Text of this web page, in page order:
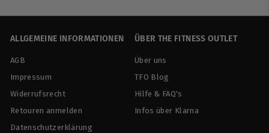
,
ALLGEMEINE INFORMATIONEN
AGB
Impressum
Widerrufsrecht
Retouren anmelden
Datenschutzerklärung
ÜBER THE FITNESS OUTLET
Über uns
TFO Blog
Hilfe & FAQ's
Infos über Klarna